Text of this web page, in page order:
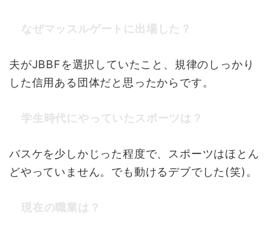
なぜマッスルゲートに出場した？
夫がJBBFを選択していたこと、規律のしっかり
した信用ある団体だと思ったからです。
学生時代にやっていたスポーツは？
バスケを少しかじった程度で、スポーツはほとん
どやっていません。でも動けるデブでした(笑)。
現在の職業は？